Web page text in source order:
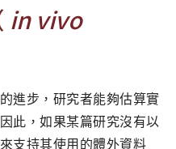
in vivo
進步，研究者能夠估算實
此，如果某篇研究沒有以
支持其使用的體外資料